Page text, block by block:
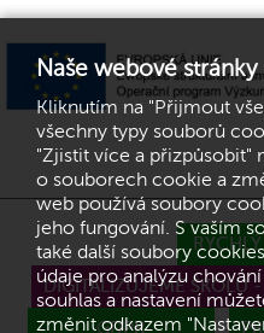
DIGITALIZUJEME ŠKOLU
GDPR
Naše webové
Kliknutím na "Přijmout
všechny typy souborů
"Zjistit více a
o souborech cookie a
web používá soubory
jeho fungování. S vaším
také další soubory
údaje pro analýzu
souhlas a nastavení
změnit odkazem